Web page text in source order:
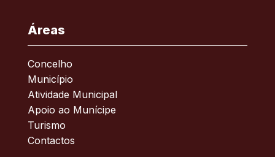
Áreas
Concelho
Município
Atividade Municipal
Apoio ao Munícipe
Turismo
Contactos